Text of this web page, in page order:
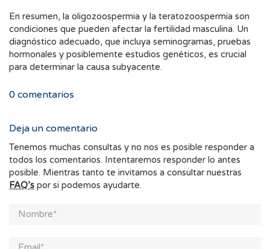
En resumen, la oligozoospermia y la teratozoospermia son
condiciones que pueden afectar la fertilidad masculina. Un
diagnóstico adecuado, que incluya seminogramas, pruebas
hormonales y posiblemente estudios genéticos, es crucial
para determinar la causa subyacente.
0 comentarios
Deja un comentario
Tenemos muchas consultas y no nos es posible responder a
todos los comentarios. Intentaremos responder lo antes
posible. Mientras tanto te invitamos a consultar nuestras
FAQ’s por si podemos ayudarte.